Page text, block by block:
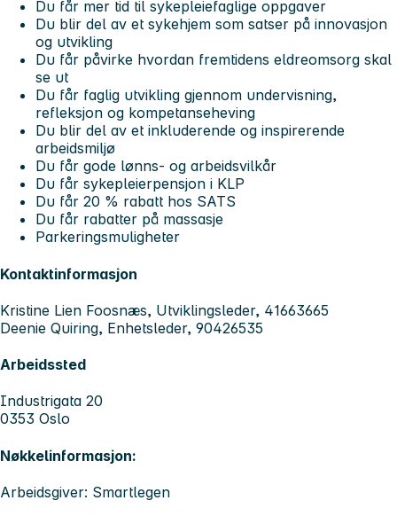
Du får mer tid til sykepleiefaglige oppgaver
Du blir del av et sykehjem som satser på innovasjon
og utvikling
Du får påvirke hvordan fremtidens eldreomsorg skal
se ut
Du får faglig utvikling gjennom undervisning,
refleksjon og kompetanseheving
Du blir del av et inkluderende og inspirerende
arbeidsmiljø
Du får gode lønns- og arbeidsvilkår
Du får sykepleierpensjon i KLP
Du får 20 % rabatt hos SATS
Du får rabatter på massasje
Parkeringsmuligheter
Kontaktinformasjon
Kristine Lien Foosnæs, Utviklingsleder, 41663665
Deenie Quiring, Enhetsleder, 90426535
Arbeidssted
Industrigata 20
0353 Oslo
Nøkkelinformasjon:
Arbeidsgiver: Smartlegen